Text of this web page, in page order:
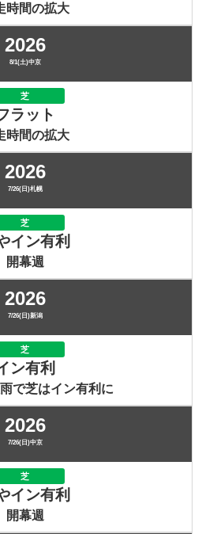
時間の拡大
2026
8/1(土)中京
芝
ラット
時間の拡大
2026
7/26(日)札幌
芝
イン有利
開幕週
2026
7/26(日)新潟
芝
ン有利
で芝はイン有利に
2026
7/26(日)中京
芝
イン有利
開幕週